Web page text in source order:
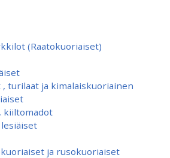
(Raatokuoriaiset)
turilaat ja kimalaiskuoriainen
kiiltomadot
ja rusokuoriaiset